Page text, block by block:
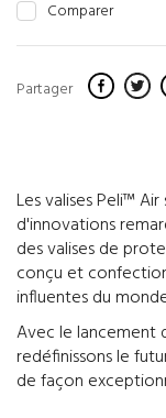
Comparer
Partager
Les valises Peli™
d'innovations
des valises de
conçu et
influentes du
Avec le lancement
redéfinissons le
de façon